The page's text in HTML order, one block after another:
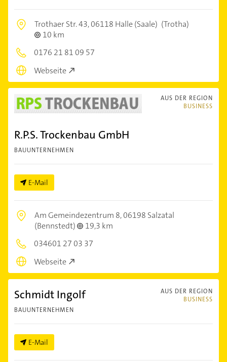
Trothaer Str. 43,06118 Halle (Saale) (Trotha)
10 km
0176 21 81 09 57
Webseite
AUS DER REGION
BUSINESS
R.P.S. Trockenbau GmbH
BAUUNTERNEHMEN
E-Mail
Am Gemeindezentrum 8,06198 Salzatal
(Bennstedt)
19,3 km
034601 27 03 37
Webseite
AUS DER REGION
BUSINESS
Schmidt Ingolf
BAUUNTERNEHMEN
E-Mail